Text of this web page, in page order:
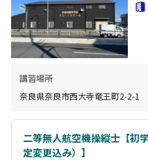
講習場所
奈良県奈良市西大寺竜王町2-2-1
二等無人航空機操縦士【初
定変更込み）】